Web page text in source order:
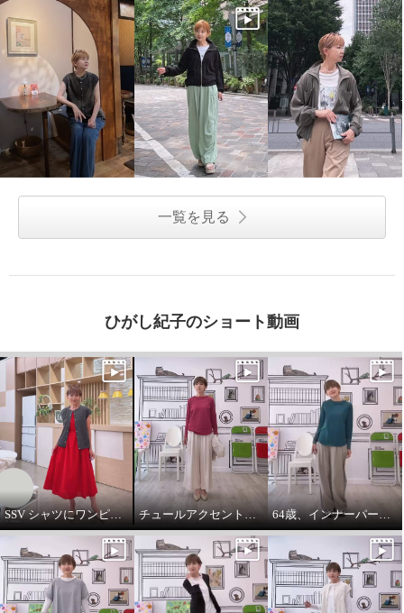
一覧を見る
ひがし紀子のショート動画
SSV シャツにワンピースをコーデしてみました。 チュールアクセントパーカー64歳カジュアル大好きが推し！ 64歳、インナーパーカーは必需品です。